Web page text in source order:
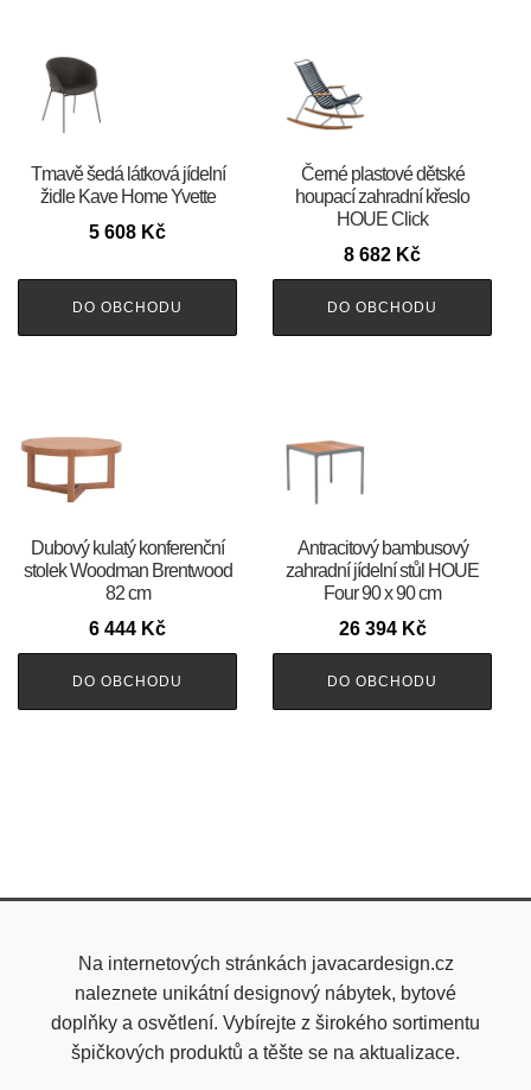
Tmavě šedá látková jídelní
židle Kave Home Yvette
5 608 Kč
DO OBCHODU
Černé plastové dětské
houpací zahradní křeslo
HOUE Click
8 682 Kč
DO OBCHODU
Dubový kulatý konferenční
stolek Woodman Brentwood
82 cm
6 444 Kč
DO OBCHODU
Antracitový bambusový
zahradní jídelní stůl HOUE
Four 90 x 90 cm
26 394 Kč
DO OBCHODU
Na internetových stránkách javacardesign.cz
naleznete unikátní designový nábytek, bytové
doplňky a osvětlení. Vybírejte z širokého sortimentu
špičkových produktů a těšte se na aktualizace.